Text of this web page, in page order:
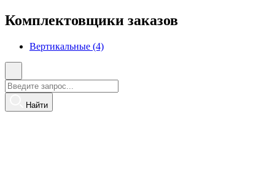
Комплектовщики заказов
Вертикальные (4)
Найти